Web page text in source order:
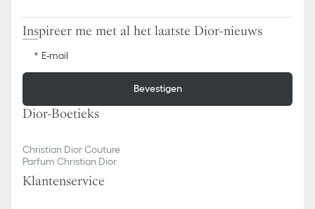
Inspireer me met al het laatste Dior-nieuws
E-mail
Bevestigen
Dior-Boetieks
Christian Dior Couture
Parfum Christian Dior
Klantenservice